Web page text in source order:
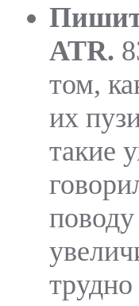
ATR.
том,
их
такие